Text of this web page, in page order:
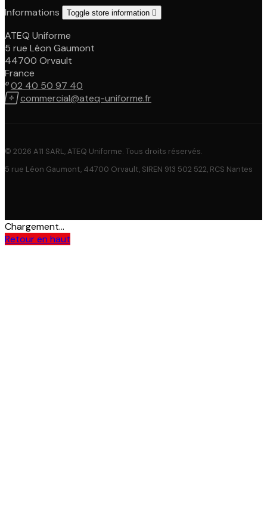
Informations
Toggle store information 
ATEQ Uniforme
5 rue Léon Gaumont
44700 Orvault
France
02 40 50 97 40
commercial@ateq-uniforme.fr
© 2026 A11 SARL, ATEQ Uniforme. Tous droits réservés.
5 rue Léon Gaumont, 44700 Orvault, SIREN 913 502 522, RCS Nantes
Chargement...
Retour en haut